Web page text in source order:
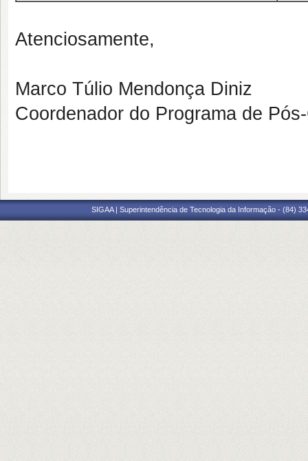
Atenciosamente,
Marco Túlio Mendonça Diniz
Coordenador do Programa de
SIGAA | Superintendência de Tecnologia da Informação - (84)